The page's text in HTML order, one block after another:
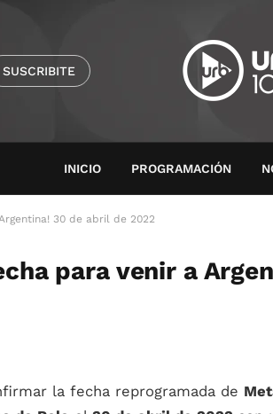
SUSCRIBITE
INICIO PROGRAMACIÓN
30 de abril de 2022
para venir a
la fecha reprogramada de